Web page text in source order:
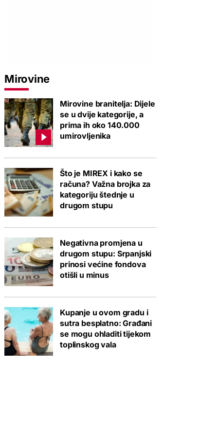
Mirovine
Mirovine branitelja: Dijele
se u dvije kategorije, a
prima ih oko 140.000
umirovljenika
Što je MIREX i kako se
računa? Važna brojka za
kategoriju štednje u
drugom stupu
Negativna promjena u
drugom stupu: Srpanjski
prinosi većine fondova
otišli u minus
Kupanje u ovom gradu i
sutra besplatno: Građani
se mogu ohladiti tijekom
toplinskog vala